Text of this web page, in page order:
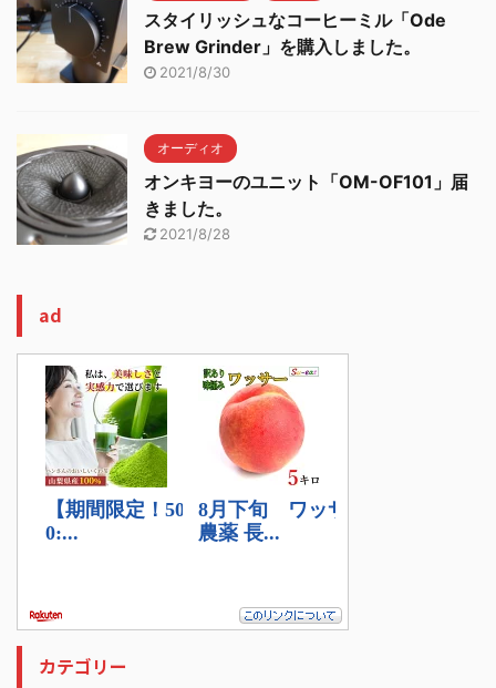
スタイリッシュなコーヒーミル「Ode
Brew Grinder」を購入しました。
2021/8/30
オーディオ
オンキヨーのユニット「OM-OF101」届
きました。
2021/8/28
ad
カテゴリー